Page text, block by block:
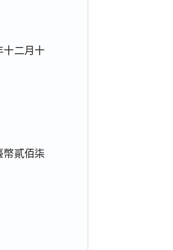
十二月十
幣貳佰柒